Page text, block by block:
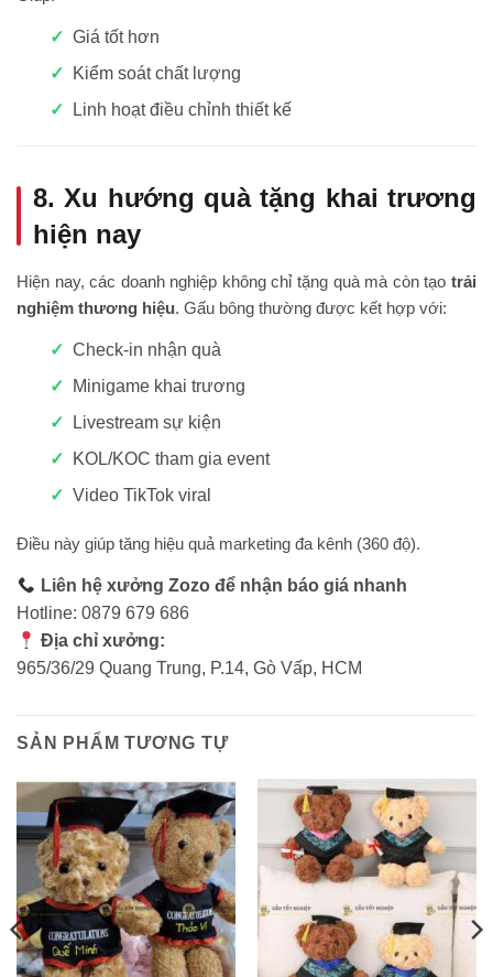
Giá tốt hơn
Kiểm soát chất lượng
Linh hoạt điều chỉnh thiết kế
8. Xu hướng quà tặng khai trương
hiện nay
Hiện nay, các doanh nghiệp không chỉ tặng quà mà còn tạo trải
nghiệm thương hiệu. Gấu bông thường được kết hợp với:
Check-in nhận quà
Minigame khai trương
Livestream sự kiện
KOL/KOC tham gia event
Video TikTok viral
Điều này giúp tăng hiệu quả marketing đa kênh (360 độ).
Liên hệ xưởng Zozo để nhận báo giá nhanh
Hotline: 0879 679 686
Địa chỉ xưởng:
965/36/29 Quang Trung, P.14, Gò Vấp, HCM
SẢN PHẨM TƯƠNG TỰ